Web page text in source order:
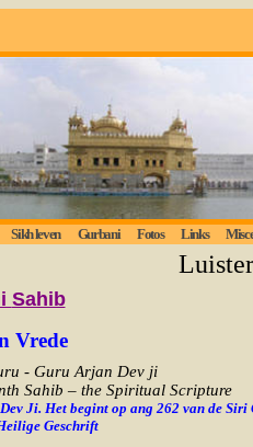
Sikh leven Gurbani Fotos Links
Luistert
Sahib
Vrede
- Guru Arjan Dev ji
Sahib – the Spiritual Scripture
Ji. Het begint op ang 262 van de Siri
Geschrift